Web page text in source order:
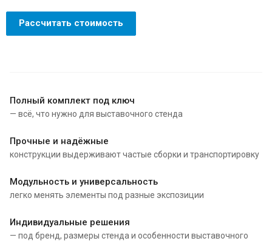
Рассчитать стоимость
Полный комплект под ключ
— всё, что нужно для выставочного стенда
Прочные и надёжные
конструкции выдерживают частые сборки и транспортировку
Модульность и универсальность
легко менять элементы под разные экспозиции
Индивидуальные решения
— под бренд, размеры стенда и особенности выставочного